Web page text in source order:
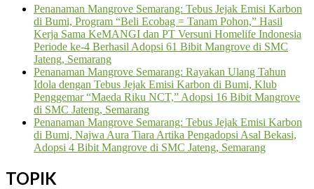
Penanaman Mangrove Semarang: Tebus Jejak Emisi Karbon
di Bumi, Program “Beli Ecobag = Tanam Pohon,” Hasil
Kerja Sama KeMANGI dan PT Versuni Homelife Indonesia
Periode ke-4 Berhasil Adopsi 61 Bibit Mangrove di SMC
Jateng, Semarang
Penanaman Mangrove Semarang: Rayakan Ulang Tahun
Idola dengan Tebus Jejak Emisi Karbon di Bumi, Klub
Penggemar “Maeda Riku NCT,” Adopsi 16 Bibit Mangrove
di SMC Jateng, Semarang
Penanaman Mangrove Semarang: Tebus Jejak Emisi Karbon
di Bumi, Najwa Aura Tiara Artika Pengadopsi Asal Bekasi,
Adopsi 4 Bibit Mangrove di SMC Jateng, Semarang
TOPIK